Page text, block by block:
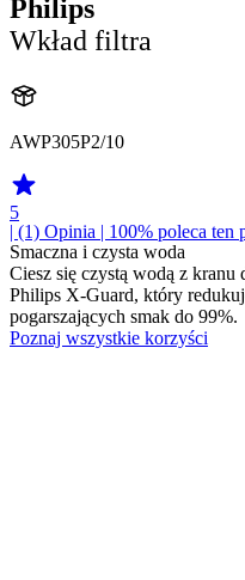
Philips
Wkład filtra
AWP305P2/10
5
| (1) Opinia | 100% poleca ten
Smaczna i czysta woda
Ciesz się czystą wodą z
Philips X-Guard, który
pogarszających smak do 99%.
Poznaj wszystkie korzyści